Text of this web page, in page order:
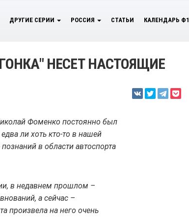
ДРУГИЕ СЕРИИ РОССИЯ СТАТЬИ КАЛЕНДАРЬ Ф1
НЕСЕТ НАСТОЯЩИЕ
Фоменко постоянно был
ли хоть кто-то в нашей
в области автоспорта
в недавнем прошлом –
а сейчас –
произвела на него очень